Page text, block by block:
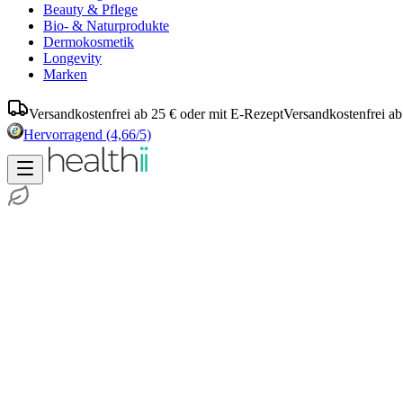
Beauty & Pflege
Bio- & Naturprodukte
Dermokosmetik
Longevity
Marken
Versandkostenfrei ab 25 € oder mit E-RezeptVersandkostenfrei
Hervorragend (4,66/5)